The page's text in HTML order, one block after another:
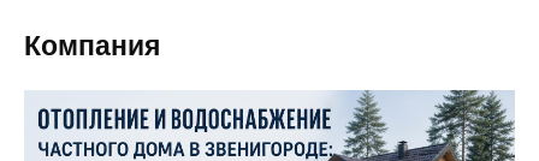
Компания